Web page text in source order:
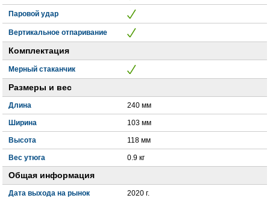
Паровой удар
Вертикальное отпаривание
Комплектация
Мерный стаканчик
Размеры и вес
Длина 240 мм
Ширина 103 мм
Высота 118 мм
Вес утюга 0.9 кг
Общая информация
Дата выхода на рынок 2020 г.